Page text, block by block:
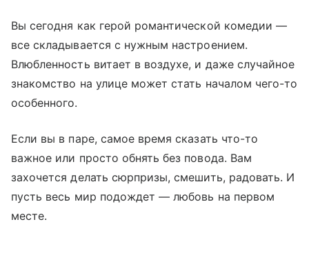
Вы сегодня как герой романтической комедии —
все складывается с нужным настроением.
Влюбленность витает в воздухе, и даже случайное
знакомство на улице может стать началом чего-то
особенного.
Если вы в паре, самое время сказать что-то
важное или просто обнять без повода. Вам
захочется делать сюрпризы, смешить, радовать. И
пусть весь мир подождет — любовь на первом
месте.